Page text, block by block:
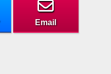
Email